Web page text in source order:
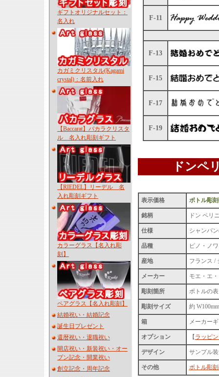
ギフトオリジナルセット：
名入れ
カガミクリスタル(Kagami
crystal)：名前入れ
【Baccarat】バカラクリスタ
ル 名入れ彫刻ギフト
【RIEDEL】リーデル 名
入れ彫刻ギフト
カラーグラス【名入れ彫
刻】
ペアグラス【名入れ彫刻】
結婚祝い・結婚記念
誕生日プレゼント
還暦祝い・退職祝い
開店祝い・新装祝い・オー
プン記念・開業祝い
創立記念・周年記念
F-11
F-13
F-15
F-17
F-19
ドンペ
表示価格 ボトル彫
銘柄 ドン ペリ
仕様 シャンパ
品種 ピノ・ノ
産地 フランス /
メーカー モエ・エ
彫刻箇所 ボトルの
彫刻サイズ 約
箱 メーカー
オプション 【 ラッピ
デザイン サンプル
その他 ボトル彫